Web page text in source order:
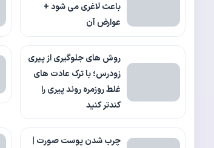
باعث لاغری می شود +
عوارض آن
روش های جلوگیری از پیری
زودرس؛ با ترک عادت های
غلط روزمره روند پیری را
کندتر کنید
چرب شدن پوست صورت |